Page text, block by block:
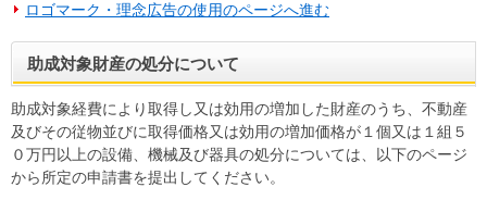
ロゴマーク・理念広告の使用のページへ進む
助成対象財産の処分について
助成対象経費により取得し又は効用の増加した財産のうち、不動産
及びその従物並びに取得価格又は効用の増加価格が１個又は１組５
０万円以上の設備、機械及び器具の処分については、以下のページ
から所定の申請書を提出してください。